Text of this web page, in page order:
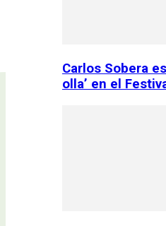
Carlos Sobera
olla’ en el